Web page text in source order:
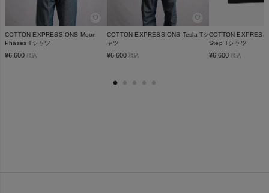
♡
COTTON EXPRESSIONS Moon
Phases Tシャツ
¥6,600 税込
♡
COTTON EXPRESSIONS Tesla Tシ
ャツ
¥6,600 税込
COTTON
Step Tシャツ
¥6,600 税込